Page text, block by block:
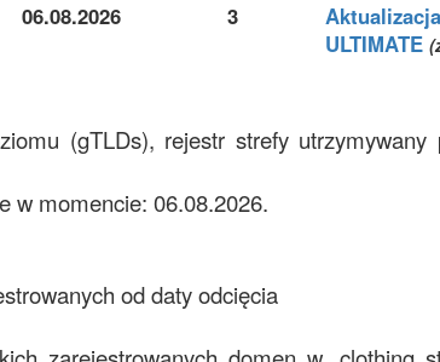
06.08.2026 3
ULTIMATE
(gTLDs), rejestr strefy utrzymywany
w momencie: 06.08.2026.
od daty odcięcia